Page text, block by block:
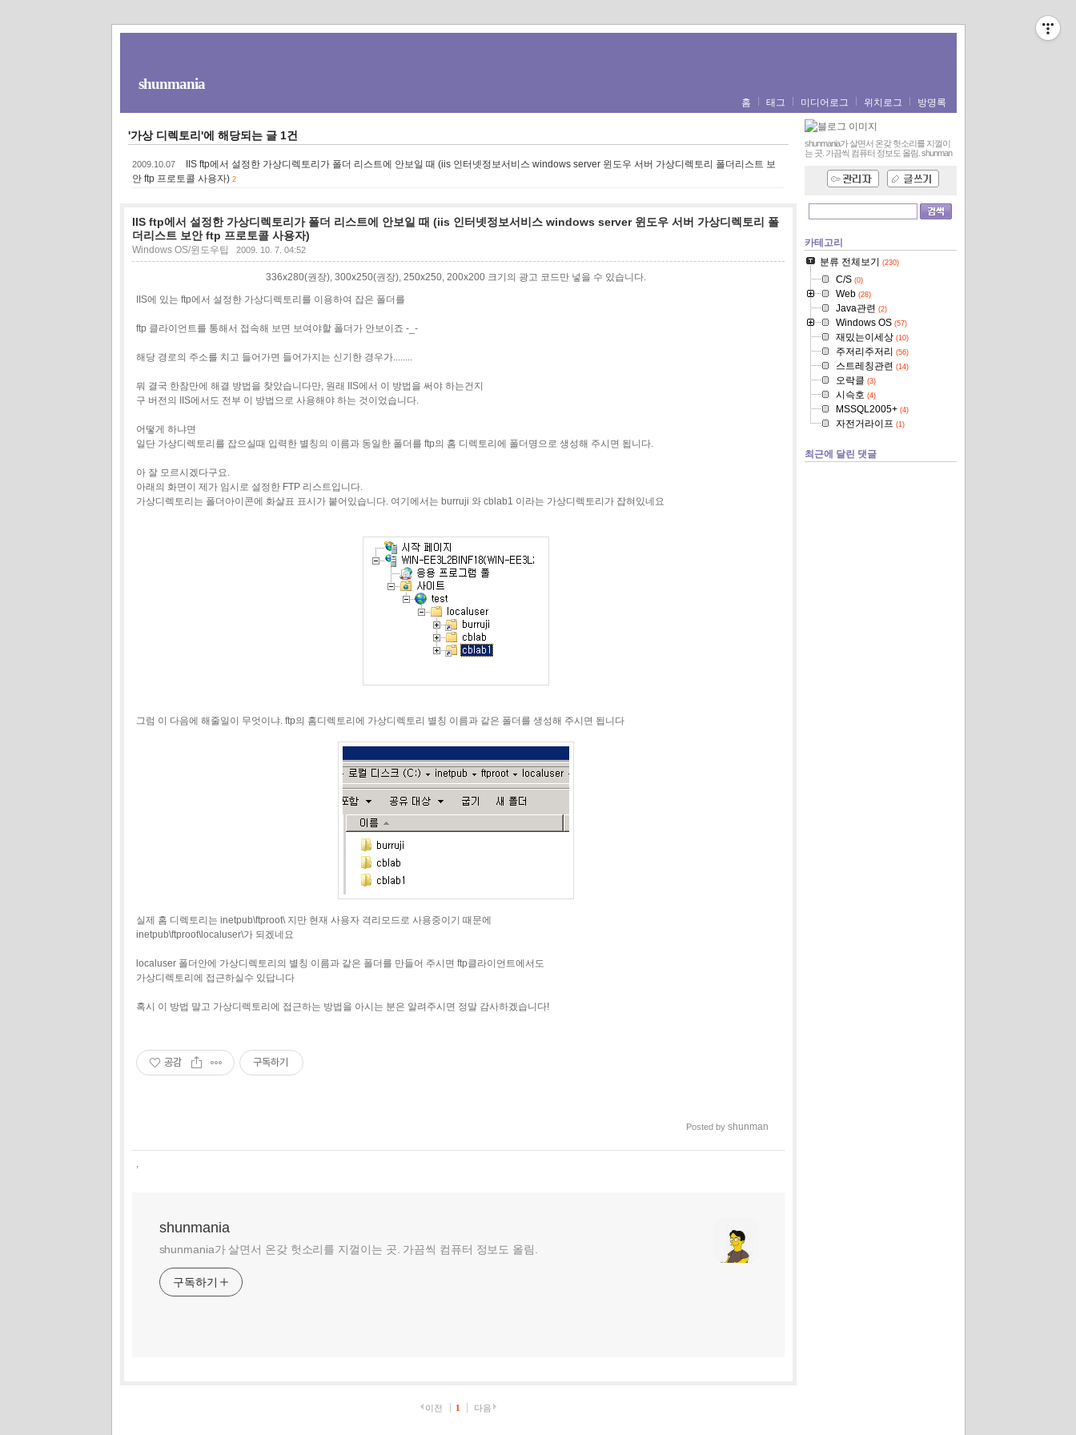
shunmania
홈 태그 미디어로그 위치로그 방명록
'가상 디렉토리'에 해당되는 글 1건
2009.10.07
IIS ftp에서 설정한 가상디렉토리가 폴더 리스트에 안보일 때 (iis 인터넷정보서비스 windows server 윈도우 서버 가상디렉토리 폴더리스트 보
안 ftp 프로토콜 사용자) 2
IIS ftp에서 설정한 가상디렉토리가 폴더 리스트에 안보일 때 (iis 인터넷정보서비스 windows server 윈도우 서버 가상디렉토리 폴
더리스트 보안 ftp 프로토콜 사용자)
Windows OS/윈도우팁 2009. 10. 7. 04:52
336x280(권장), 300x250(권장), 250x250, 200x200 크기의 광고 코드만 넣을 수 있습니다.
IIS에 있는 ftp에서 설정한 가상디렉토리를 이용하여 잡은 폴더를
ftp 클라이언트를 통해서 접속해 보면 보여야할 폴더가 안보이죠 -_-
해당 경로의 주소를 치고 들어가면 들어가지는 신기한 경우가........
뭐 결국 한참만에 해결 방법을 찾았습니다만, 원래 IIS에서 이 방법을 써야 하는건지
구 버전의 IIS에서도 전부 이 방법으로 사용해야 하는 것이었습니다.
어떻게 하냐면
일단 가상디렉토리를 잡으실때 입력한 별칭의 이름과 동일한 폴더를 ftp의 홈 디렉토리에 폴더명으로 생성해 주시면 됩니다.
아 잘 모르시겠다구요.
아래의 화면이 제가 임시로 설정한 FTP 리스트입니다.
가상디렉토리는 폴더아이콘에 화살표 표시가 붙어있습니다. 여기에서는 burruji 와 cblab1 이라는 가상디렉토리가 잡혀있네요
그럼 이 다음에 해줄일이 무엇이냐. ftp의 홈디렉토리에 가상디렉토리 별칭 이름과 같은 폴더를 생성해 주시면 됩니다
실제 홈 디렉토리는 inetpub\ftproot\ 지만 현재 사용자 격리모드로 사용중이기 때문에
inetpub\ftproot\localuser\가 되겠네요
localuser 폴더안에 가상디렉토리의 별칭 이름과 같은 폴더를 만들어 주시면 ftp클라이언트에서도
가상디렉토리에 접근하실수 있답니다
혹시 이 방법 말고 가상디렉토리에 접근하는 방법을 아시는 분은 알려주시면 정말 감사하겠습니다!
공감 구독하기
Posted by shunman
shunmania
shunmania가 살면서 온갖 헛소리를 지껄이는 곳. 가끔씩 컴퓨터 정보도 올림.
구독하기
이전 1 다음
shunmania가 살면서 온갖 헛소리를 지껄이
는 곳. 가끔씩 컴퓨터 정보도 올림. shunman
카테고리
분류 전체보기
(230)
C/S(0)
Web(28)
Java관련 (2)
Windows OS(57)
재밌는이세상(10)
주저리주저리 (56)
스트레칭관련 (14)
오락클 (3)
시슥호 (4)
MSSQL2005+(4)
자전거라이프 (1)
최근에 달린 댓글